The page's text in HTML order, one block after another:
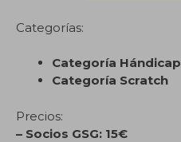
Categorías:
Categoría Hándicap
Categoría Scratch
Precios:
– Socios GSG: 15€